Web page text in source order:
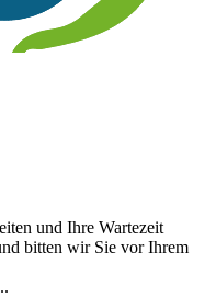
und Ihre Wartezeit
bitten wir Sie vor Ihrem